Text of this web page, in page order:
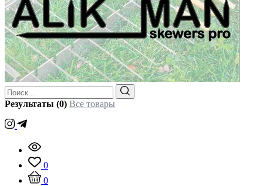
Результаты (0) Все товары
0
0